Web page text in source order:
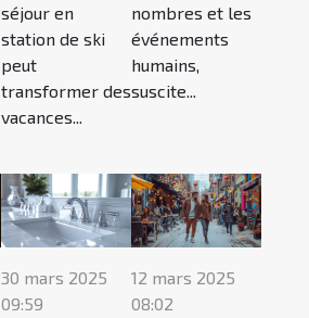
séjour en
station de ski
peut
transformer des
vacances...
nombres et les
événements
humains,
suscite...
30 mars 2025
09:59
12 mars 2025
08:02